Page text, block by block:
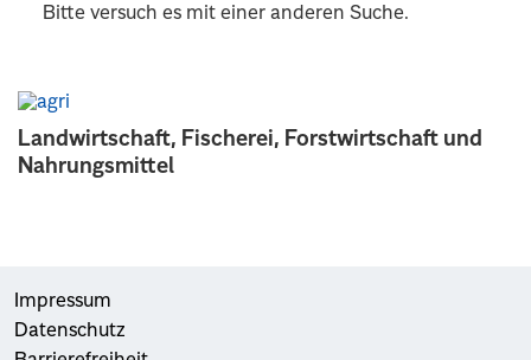
Landwirtschaft, Fischerei, Forstwirtschaft und
Nahrungsmittel
Bitte versuch es mit einer anderen Suche.
Impressum
Datenschutz